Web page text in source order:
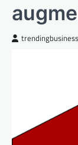
trendingbusiness